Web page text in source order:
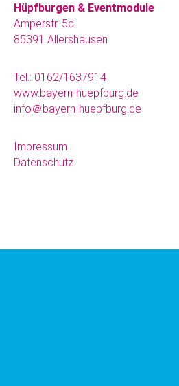
Hüpfburgen & Eventmodule
Amperstr. 5c
85391 Allershausen
Tel.: 0162/1637914
www.bayern-huepfburg.de
info＠bayern-huepfburg.de
Impressum
Datenschutz